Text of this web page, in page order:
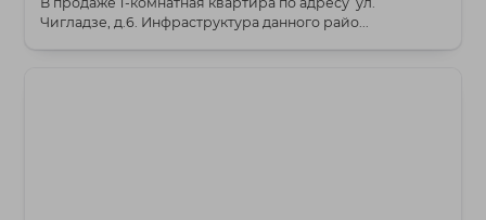
Чигладзе, д.6. Инфраструктура данного райо...